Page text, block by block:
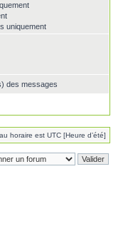
uniquement
des messages
horaire est UTC [Heure d’été]